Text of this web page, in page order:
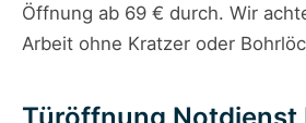
Öffnung ab 69 € durch. Wir
Arbeit ohne Kratzer oder